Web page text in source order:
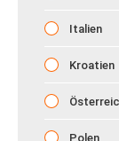
Italien
Kroatien
Polen